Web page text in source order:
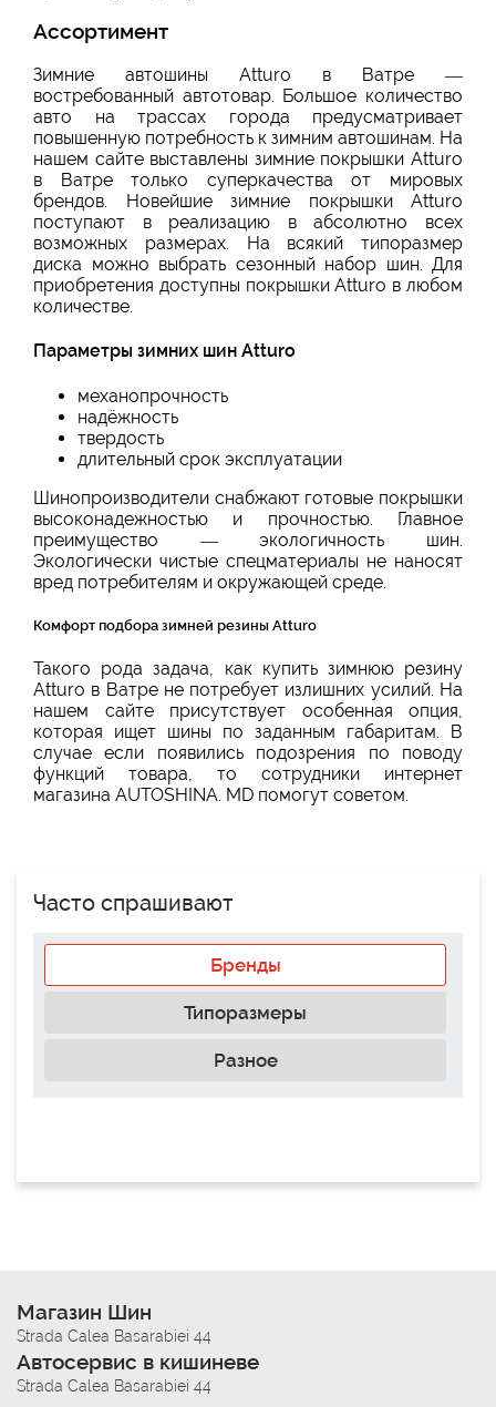
Ассортимент
Зимние автошины Atturo в Ватре —
востребованный автотовар. Большое количество
авто на трассах города предусматривает
повышенную потребность к зимним автошинам. На
нашем сайте выставлены зимние покрышки Atturo
в Ватре только суперкачества от мировых
брендов. Новейшие зимние покрышки Atturo
поступают в реализацию в абсолютно всех
возможных размерах. На всякий типоразмер
диска можно выбрать сезонный набор шин. Для
приобретения доступны покрышки Atturo в любом
количестве.
Параметры зимних шин Atturo
механопрочность
надёжность
твердость
длительный срок эксплуатации
Шинопроизводители снабжают готовые покрышки
высоконадежностью и прочностью. Главное
преимущество — экологичность шин.
Экологически чистые спецматериалы не наносят
вред потребителям и окружающей среде.
Комфорт подбора зимней резины Atturo
Такого рода задача, как купить зимнюю резину
Atturo в Ватре не потребует излишних усилий. На
нашем сайте присутствует особенная опция,
которая ищет шины по заданным габаритам. В
случае если появились подозрения по поводу
функций товара, то сотрудники интернет
магазина AUTOSHINA. MD помогут советом.
Часто спрашивают
Бренды
Типоразмеры
Разное
Магазин Шин
Strada Calea Basarabiei 44
Автосервис в кишиневе
Strada Calea Basarabiei 44